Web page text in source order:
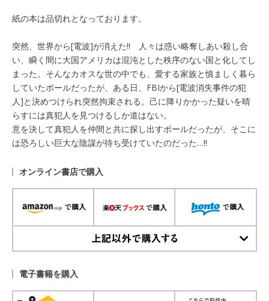
紙の本は品切れとなっております。
突然、世界から[電波]が消えた!! 人々は惑い略奪しあい殺し合
い、瞬く間に大国アメリカは混沌とした秩序のない国と化してし
まった。そんなカオスな世の中でも、愛する家族と慎ましく暮ら
していたポールだったが、ある日、FBIから[電波消失事件の犯
人]と決めつけられ突然拘束される。己に降りかかった疑いを晴
らすには真犯人を見つけるしか道はない。
意を決して真犯人を仲間と共に探し出すポールだったが、そこに
は恐ろしい巨大な陰謀が待ち受けていたのだった…!!
オンライン書店で購入
電子書籍を購入